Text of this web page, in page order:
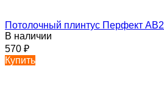
Потолочный плинтус Перфект
В наличии
570 ₽
Купить